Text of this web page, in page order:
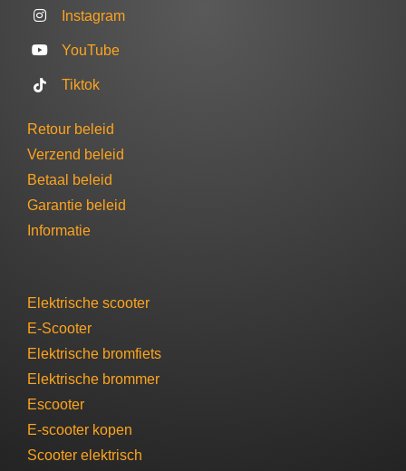
Instagram
YouTube
Tiktok
Retour beleid
Verzend beleid
Betaal beleid
Garantie beleid​
Informatie
Elektrische scooter
E-Scooter
Elektrische bromfiets
Elektrische brommer​
Escooter​
E-scooter​ kopen
Scooter elektrisch​